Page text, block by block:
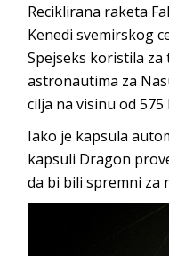
Reciklirana raketa
Kenedi svemirskog
Spejseks koristila
astronautima za
cilja na visinu od
Iako je kapsula
kapsuli Dragon
da bi bili spremni za